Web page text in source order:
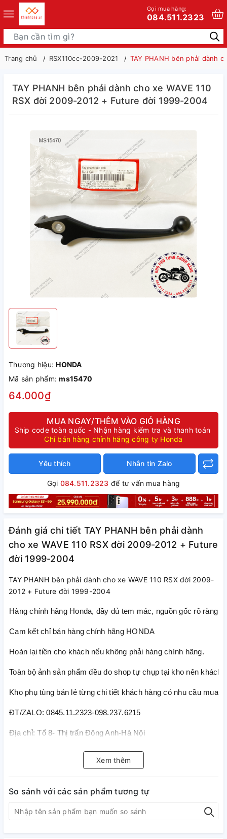
Gọi mua hàng:
084.511.2323
Trang chủ RSX110cc-2009-2021 TAY PHANH bên phải dành
TAY PHANH bên phải dành cho xe WAVE 110
RSX đời 2009-2012 + Future đời 1999-2004
Thương hiệu:HONDA
Mã sản phẩm:ms15470
64.000₫
MUA NGAY/THÊM VÀO GIỎ HÀNG
Ship code toàn quốc - Nhận hàng kiểm tra và thanh toán
Chỉ bán hàng chính hãng công ty Honda
Yêu thích Nhắn tin Zalo
Gọi 084.511.2323 để tư vấn mua hàng
Đánh giá chi tiết TAY PHANH bên phải dành
cho xe WAVE 110 RSX đời 2009-2012 + Future
đời 1999-2004
TAY PHANH bên phải dành cho xe WAVE 110 RSX đời 2009-
2012 + Future đời 1999-2004
Hàng chính hãng Honda, đầy đủ tem mác, nguồn gốc rõ ràng
Cam kết chỉ bán hàng chính hãng HONDA
Hoàn lại tiền cho khách nếu không phải hàng chính hãng.
Toàn bộ ảnh sản phẩm đều do shop tự chụp tại kho nên khách
Kho phụ tùng bán lẻ từng chi tiết khách hàng có nhu cầu mua
ĐT/ZALO: 0845.11.2323-098.237.6215
Địa chỉ: Tổ 8- Thị trấn Đông Anh-Hà Nội
Xem thêm
So sánh với các sản phẩm tương tự